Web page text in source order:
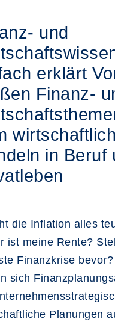
und
erklärt
Finanz-
in Beruf
die Inflation alles
ist meine Rente?
Finanzkrise
sich
Planungen